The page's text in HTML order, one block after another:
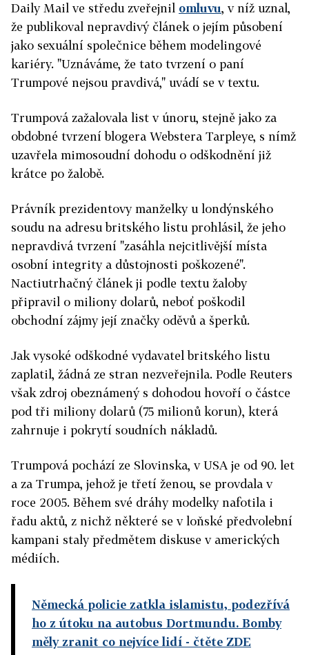
Daily Mail ve středu zveřejnil omluvu, v níž uznal,
že publikoval nepravdivý článek o jejím působení
jako sexuální společnice během modelingové
kariéry. "Uznáváme, že tato tvrzení o paní
Trumpové nejsou pravdivá," uvádí se v textu.
Trumpová zažalovala list v únoru, stejně jako za
obdobné tvrzení blogera Webstera Tarpleye, s nímž
uzavřela mimosoudní dohodu o odškodnění již
krátce po žalobě.
Právník prezidentovy manželky u londýnského
soudu na adresu britského listu prohlásil, že jeho
nepravdivá tvrzení "zasáhla nejcitlivější místa
osobní integrity a důstojnosti poškozené".
Nactiutrhačný článek ji podle textu žaloby
připravil o miliony dolarů, neboť poškodil
obchodní zájmy její značky oděvů a šperků.
Jak vysoké odškodné vydavatel britského listu
zaplatil, žádná ze stran nezveřejnila. Podle Reuters
však zdroj obeznámený s dohodou hovoří o částce
pod tři miliony dolarů (75 milionů korun), která
zahrnuje i pokrytí soudních nákladů.
Trumpová pochází ze Slovinska, v USA je od 90. let
a za Trumpa, jehož je třetí ženou, se provdala v
roce 2005. Během své dráhy modelky nafotila i
řadu aktů, z nichž některé se v loňské předvolební
kampani staly předmětem diskuse v amerických
médiích.
Německá policie zatkla islamistu, podezřívá
ho z útoku na autobus Dortmundu. Bomby
měly zranit co nejvíce lidí - čtěte ZDE